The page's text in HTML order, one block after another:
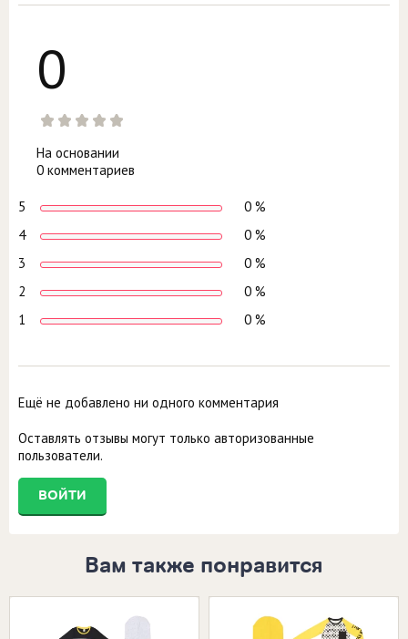
0
На основании
0 комментариев
5
0 %
4
0 %
3
0 %
2
0 %
1
0 %
Ещё не добавлено ни одного комментария
Оставлять отзывы могут только авторизованные
пользователи.
ВОЙТИ
Вам также понравится
Размеры в наличии: Размеры в наличии: